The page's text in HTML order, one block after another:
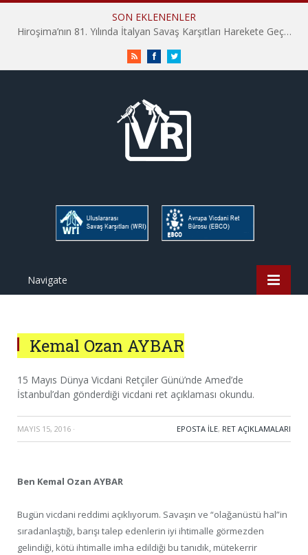
SON EKLENENLER
Hiroşima’nın 81. Yılında İtalyan Savaş Karşıtları Harekete Geçti: “Hatırlamak yeterli değil”
RSS FacebookTwitter
Navigate
Kemal Ozan AYBAR
15 Mayıs Dünya Vicdani Retçiler Günü’nde Amed’de
İstanbul’dan gönderdiği vicdani ret açıklaması okundu.
MAYIS 15, 2016 · EPOSTA ILE, RET AÇIKLAMALARI
Ben Kemal Ozan AYBAR
Bugün vicdani reddimi açıklıyorum. Savaşın ve “olağanüstü hal”in
sıradanlaştığı, barışı talep edenlerin iyi ihtimalle görmezden
gelindiği, kötü ihtimalle imha edildiği bu tanıdık, mütekerrir